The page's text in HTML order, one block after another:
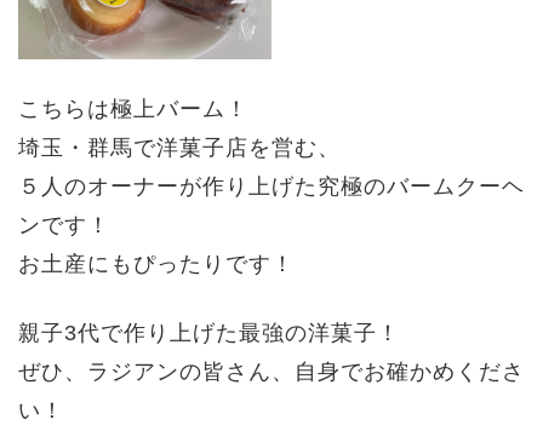
こちらは極上バーム！
埼玉・群馬で洋菓子店を営む、
５人のオーナーが作り上げた 究極のバームクーヘ
ンです！
お土産にもぴったりです！
親子3代で作り上げた最強の洋菓子！
ぜひ、ラジアンの皆さん、自身でお確かめくださ
い！